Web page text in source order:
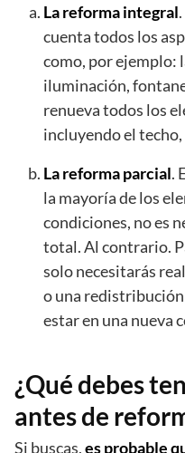
La reforma integral
cuenta todos los
como, por ejemplo:
iluminación,
renueva todos los
incluyendo el
La reforma parcial.
la mayoría de los
condiciones, no es
total. Al contrario.
solo necesitarás
o una redistribución
estar en una nueva
¿Qué debes
antes de
Si buscas,es probable